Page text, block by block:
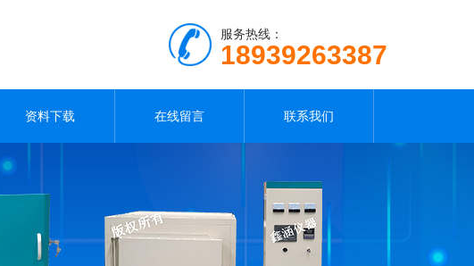
服务热线：
18939263387
资料下载 在线留言 联系我们